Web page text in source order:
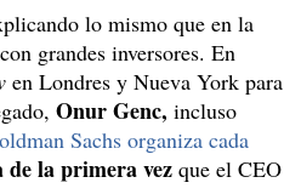
lo mismo que en la
grandes inversores. En
en Londres y Nueva York para
Onur Genc, incluso
Sachs organiza cada
de la primera vez que el CEO